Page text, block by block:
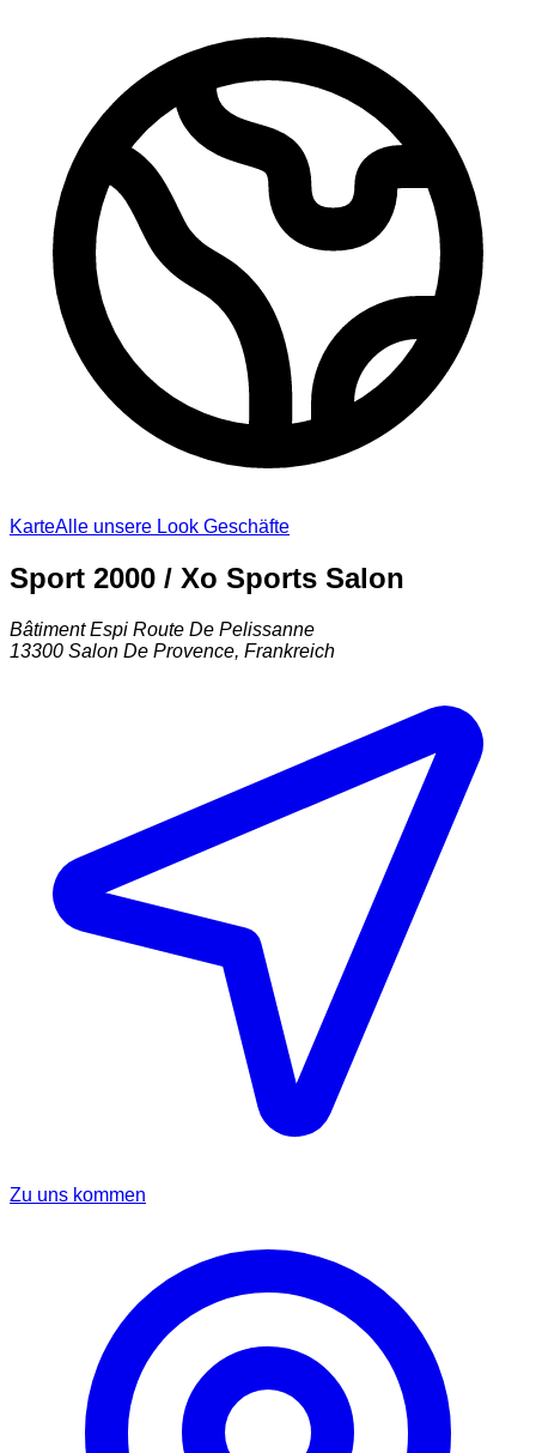
KarteAlle unsere Look Geschäfte
Sport 2000 / Xo Sports Salon
Bâtiment Espi Route De Pelissanne
13300 Salon De Provence, Frankreich
Zu uns kommen